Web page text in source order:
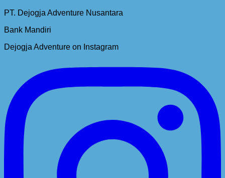
PT. Dejogja Adventure Nusantara
Bank Mandiri
Dejogja Adventure on Instagram